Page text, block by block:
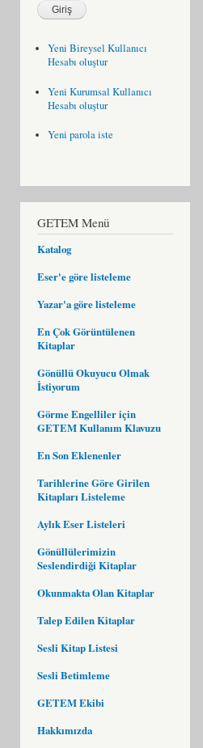
Yeni Bireysel Kullanıcı
Hesabı oluştur
Yeni Kurumsal Kullanıcı
Hesabı oluştur
Yeni parola iste
GETEM Menü
Katalog
Eser'e göre listeleme
Yazar'a göre listeleme
En Çok Görüntülenen
Kitaplar
Gönüllü Okuyucu Olmak
İstiyorum
Görme Engelliler için
GETEM Kullanım Klavuzu
En Son Eklenenler
Tarihlerine Göre Girilen
Kitapları Listeleme
Aylık Eser Listeleri
Gönüllülerimizin
Seslendirdiği Kitaplar
Okunmakta Olan Kitaplar
Talep Edilen Kitaplar
Sesli Kitap Listesi
Sesli Betimleme
GETEM Ekibi
Hakkımızda